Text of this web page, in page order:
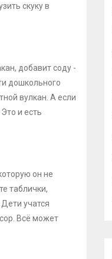
скуку в
добавит соду -
дошкольного
вулкан. А если
. Это и есть
он не
таблички,
учатся
Всё может